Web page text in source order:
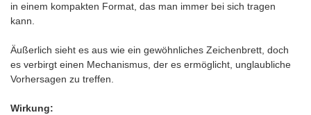
in einem kompakten Format, das man immer bei sich tragen
kann.
Äußerlich sieht es aus wie ein gewöhnliches Zeichenbrett, doch
es verbirgt einen Mechanismus, der es ermöglicht, unglaubliche
Vorhersagen zu treffen.
Wirkung: